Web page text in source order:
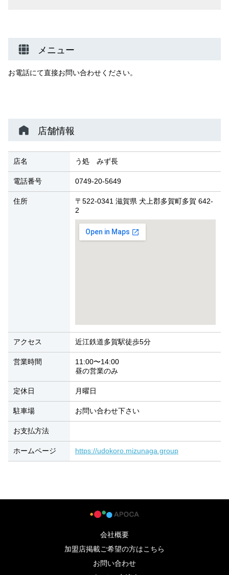
メニュー
お電話にて直接お問い合わせください。
店舗情報
店名 う処 みず長
電話番号 0749-20-5649
住所
〒522-0341 滋賀県 犬上郡多賀町多賀 642-
2
アクセス 近江鉄道多賀駅徒歩5分
営業時間
11:00〜14:00
昼の営業のみ
定休日 月曜日
駐車場 お問い合わせ下さい
お支払方法
ホームページ https://udokoro.mizunaga.group
会社概要
加盟店掲載ご希望の方はこちら
お問い合わせ